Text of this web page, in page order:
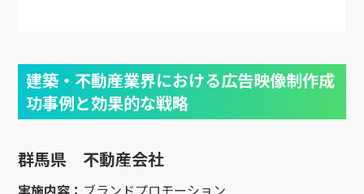
建築・不動産業界における広告映像制作成
功事例と効果的な戦略
群馬県 不動産会社
実施内容： ブランドプロモーション